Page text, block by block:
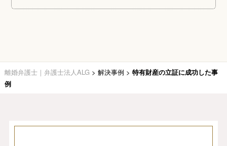
離婚弁護士｜弁護士法人ALG > 解決事例 > 特有財産の立証に成功した事
例